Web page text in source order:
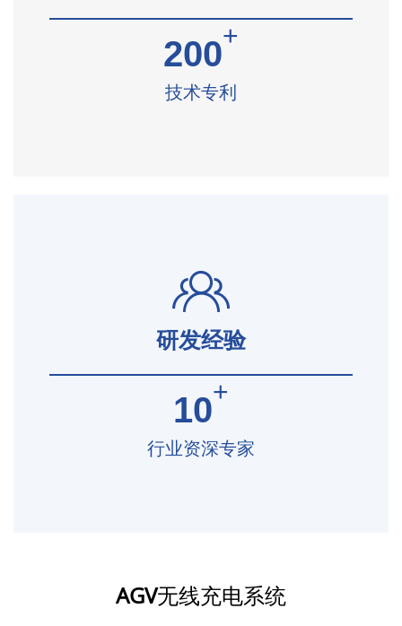
200+
技术专利
研发经验
10+
行业资深专家
AGV无线充电系统